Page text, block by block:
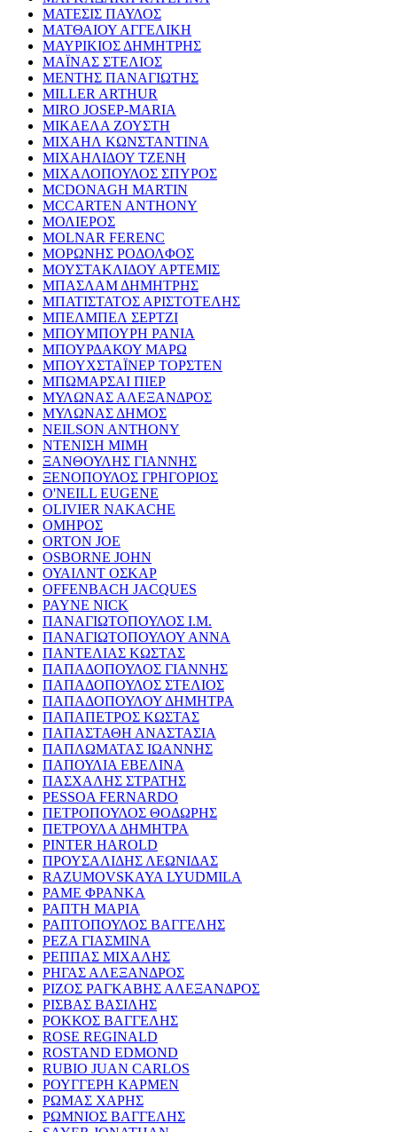
ΜΑΤΕΣΙΣ ΠΑΥΛΟΣ
ΜΑΤΘΑΙΟΥ ΑΓΓΕΛΙΚΗ
ΜΑΥΡΙΚΙΟΣ ΔΗΜΗΤΡΗΣ
ΜΑΪΝΑΣ ΣΤΕΛΙΟΣ
ΜΕΝΤΗΣ ΠΑΝΑΓΙΩΤΗΣ
MILLER ARTHUR
MIRO JOSEP-MARIA
ΜΙΚΑΕΛΑ ΖΟΥΣΤΗ
ΜΙΧΑΗΛ ΚΩΝΣΤΑΝΤΙΝΑ
ΜΙΧΑΗΛΙΔΟΥ ΤΖΕΝΗ
ΜΙΧΑΛΟΠΟΥΛΟΣ ΣΠΥΡΟΣ
MCDONAGH MARTIN
MCCARTEN ANTHONY
ΜΟΛΙΕΡΟΣ
MOLNAR FERENC
ΜΟΡΩΝΗΣ ΡΟΔΟΛΦΟΣ
ΜΟΥΣΤΑΚΛΙΔΟΥ ΑΡΤΕΜΙΣ
ΜΠΑΣΛΑΜ ΔΗΜΗΤΡΗΣ
ΜΠΑΤΙΣΤΑΤΟΣ ΑΡΙΣΤΟΤΕΛΗΣ
ΜΠΕΛΜΠΕΛ ΣΕΡΤΖΙ
ΜΠΟΥΜΠΟΥΡΗ ΡΑΝΙΑ
ΜΠΟΥΡΔΑΚΟΥ ΜΑΡΩ
ΜΠΟΥΧΣΤΑΪΝΕΡ ΤΟΡΣΤΕΝ
ΜΠΩΜΑΡΣΑΙ ΠΙΕΡ
ΜΥΛΩΝΑΣ ΑΛΕΞΑΝΔΡΟΣ
ΜΥΛΩΝΑΣ ΔΗΜΟΣ
NEILSON ANTHONY
ΝΤΕΝΙΣΗ ΜΙΜΗ
ΞΑΝΘΟΥΛΗΣ ΓΙΑΝΝΗΣ
ΞΕΝΟΠΟΥΛΟΣ ΓΡΗΓΟΡΙΟΣ
O'NEILL EUGENE
OLIVIER NAKACHE
ΟΜΗΡΟΣ
ORTON JOE
OSBORNE JOHN
ΟΥΑΙΛΝΤ ΟΣΚΑΡ
OFFENBACH JACQUES
PAYNE NICK
ΠΑΝΑΓΙΩΤΟΠΟΥΛΟΣ Ι.Μ.
ΠΑΝΑΓΙΩΤΟΠΟΥΛΟΥ ΑΝΝΑ
ΠΑΝΤΕΛΙΑΣ ΚΩΣΤΑΣ
ΠΑΠΑΔΟΠΟΥΛΟΣ ΓΙΑΝΝΗΣ
ΠΑΠΑΔΟΠΟΥΛΟΣ ΣΤΕΛΙΟΣ
ΠΑΠΑΔΟΠΟΥΛΟΥ ΔΗΜΗΤΡΑ
ΠΑΠΑΠΕΤΡΟΣ ΚΩΣΤΑΣ
ΠΑΠΑΣΤΑΘΗ ΑΝΑΣΤΑΣΙΑ
ΠΑΠΛΩΜΑΤΑΣ ΙΩΑΝΝΗΣ
ΠΑΠΟΥΛΙΑ ΕΒΕΛΙΝΑ
ΠΑΣΧΑΛΗΣ ΣΤΡΑΤΗΣ
PESSOA FERNARDO
ΠΕΤΡΟΠΟΥΛΟΣ ΘΟΔΩΡΗΣ
ΠΕΤΡΟΥΛΑ ΔΗΜΗΤΡΑ
PINTER HAROLD
ΠΡΟΥΣΑΛΙΔΗΣ ΛΕΩΝΙΔΑΣ
RAZUMOVSKAYA LYUDMILA
ΡΑΜΕ ΦΡΑΝΚΑ
ΡΑΠΤΗ ΜΑΡΙΑ
ΡΑΠΤΟΠΟΥΛΟΣ ΒΑΓΓΕΛΗΣ
ΡΕΖΑ ΓΙΑΣΜΙΝΑ
ΡΕΠΠΑΣ ΜΙΧΑΛΗΣ
ΡΗΓΑΣ ΑΛΕΞΑΝΔΡΟΣ
ΡΙΖΟΣ ΡΑΓΚΑΒΗΣ ΑΛΕΞΑΝΔΡΟΣ
ΡΙΣΒΑΣ ΒΑΣΙΛΗΣ
ΡΟΚΚΟΣ ΒΑΓΓΕΛΗΣ
ROSE REGINALD
ROSTAND EDMOND
RUBIO JUAN CARLOS
ΡΟΥΓΓΕΡΗ ΚΑΡΜΕΝ
ΡΩΜΑΣ ΧΑΡΗΣ
ΡΩΜΝΙΟΣ ΒΑΓΓΕΛΗΣ